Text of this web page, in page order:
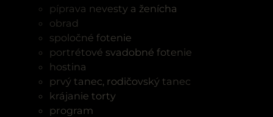
píprava nevesty a ženícha
obrad
spoločné fotenie
portrétové svadobné fotenie
hostina
prvý tanec, rodičovský tanec
krájanie torty
program